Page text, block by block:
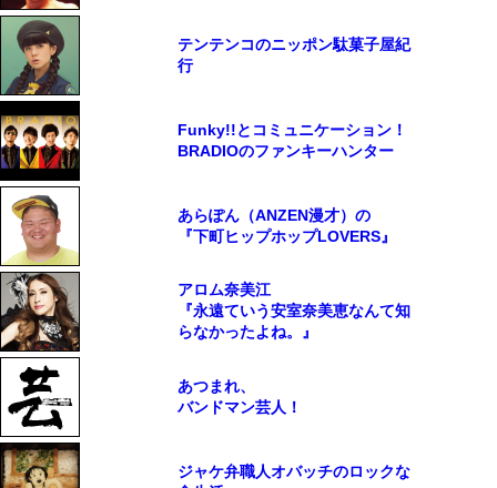
テンテンコのニッポン駄菓子屋紀
行
Funky!!とコミュニケーション！
BRADIOのファンキーハンター
あらぽん（ANZEN漫才）の
『下町ヒップホップLOVERS』
アロム奈美江
『永遠ていう安室奈美恵なんて知
らなかったよね。』
あつまれ、
バンドマン芸人！
ジャケ弁職人オバッチのロックな